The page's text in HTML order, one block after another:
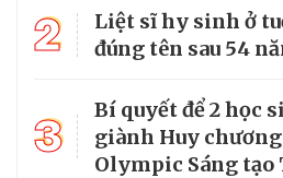
2
Liệt sĩ hy sinh ở
đúng tên sau 54
3
Bí quyết để 2 học
giành Huy
Olympic Sáng tạo